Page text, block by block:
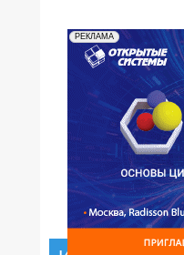
РЕКЛАМА